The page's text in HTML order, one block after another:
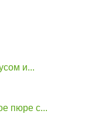
и...
пюре с...